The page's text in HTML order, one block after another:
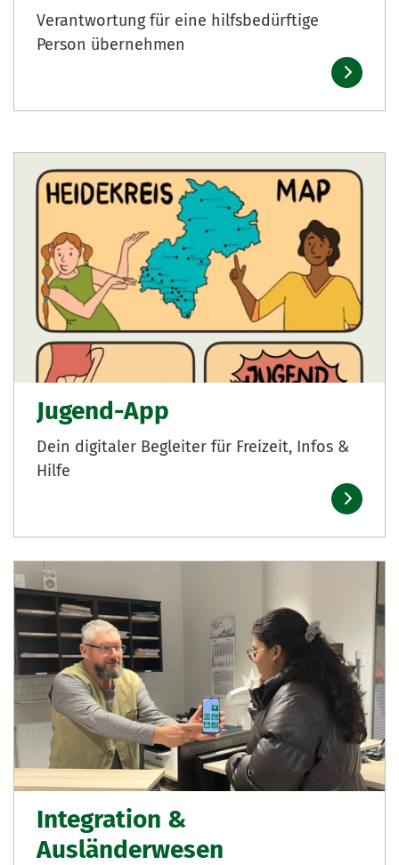
Verantwortung für eine hilfsbedürftige
Person übernehmen
Jugend-App
Dein digitaler Begleiter für Freizeit, Infos &
Hilfe
Integration &
Ausländerwesen